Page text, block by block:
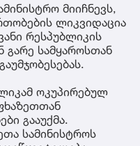
მიიჩნევს,
ლიკვიდაცია
რესპუბლიკის
გარე სამყაროსთან
ოკუპირებულ
გააუქმა.
სამინისტროს